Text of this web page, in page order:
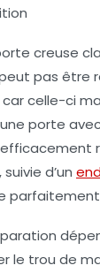
creuse
pas être
celle-ci
une porte
d’un
parfaitement
le trou de